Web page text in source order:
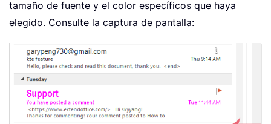
tamaño de fuente y el color específicos que haya
elegido. Consulte la captura de pantalla: